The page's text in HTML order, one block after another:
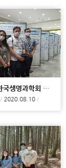
2020년도 한국생명과학회 제62회 정기총회 및 국제학술대회
2020.08.10